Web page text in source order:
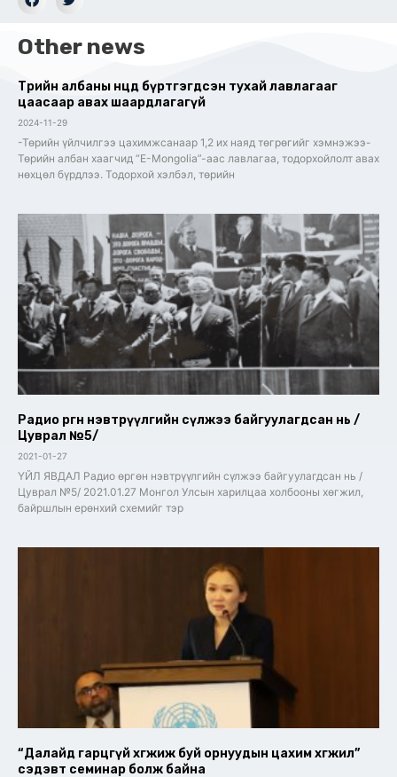
Other news
Төрийн албаны нөөцөд бүртгэгдсэн тухай лавлагааг
цаасаар авах шаардлагагүй
2024-11-29
-Төрийн үйлчилгээ цахимжсанаар 1,2 их наяд төгрөгийг хэмнэжээ-
Төрийн албан хаагчид “E-Mongolia”-аас лавлагаа, тодорхойлолт авах
нөхцөл бүрдлээ. Тодорхой хэлбэл, төрийн
Радио өргөн нэвтрүүлгийн сүлжээ байгуулагдсан нь /
Цуврал №5/
2021-01-27
ҮЙЛ ЯВДАЛ Радио өргөн нэвтрүүлгийн сүлжээ байгуулагдсан нь /
Цуврал №5/ 2021.01.27 Монгол Улсын харилцаа холбооны хөгжил,
байршлын ерөнхий схемийг тэр
“Далайд гарцгүй хөгжиж буй орнуудын цахим хөгжил”
сэдэвт семинар болж байна